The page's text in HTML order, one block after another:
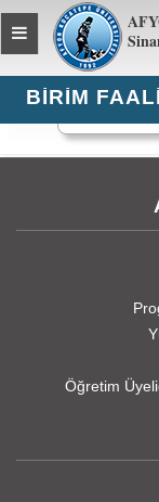
Toggle
global
navigation
BIRIM
Öğretim